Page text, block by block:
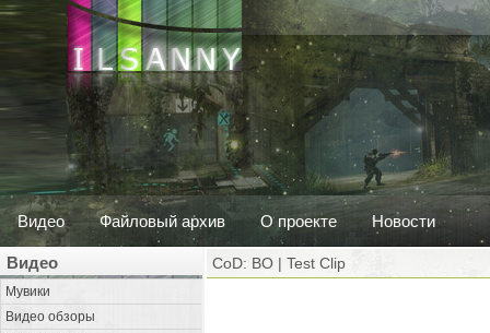
Видео Файловый архив О проекте Новости
Видео
Мувики
Видео обзоры
CoD: BO | Test Clip